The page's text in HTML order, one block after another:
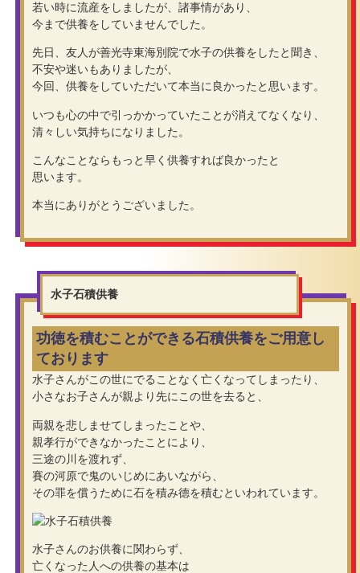
若い時に流産をしましたが、諸事情があり、
今まで供養をしていませんでした。
先日、友人が善光寺東海別院で水子の供養をしたと聞き、
不安や迷いもありましたが、
今回、供養をしていただいて本当に良かったと思います。
いつも心の中で引っかかっていたことが消えてなくなり、
清々しい気持ちになりました。
こんなことならもっと早く供養すれば良かったと
思います。
本当にありがとうございました。
水子石積供養
功徳を積むことができる石積供養をご用意し
ております
水子さんがこの世にでることなく亡くなってしまったり、
小さなお子さんが親より先にこの世を去ると、
両親を悲しませてしまったことや、
親孝行ができなかったことにより、
三途の川を渡れず、
賽の河原で鬼のいじめにあいながら、
その罪を償うために石を積み德を積むといわれています。
水子さんのお供養に関わらず、
亡くなった人への供養の基本は